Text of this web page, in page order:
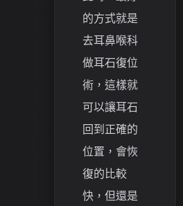
的方式就是
去耳鼻喉科
做耳石復位
術，這樣就
可以讓耳石
回到正確的
位置，會恢
復的比較
快，但還是